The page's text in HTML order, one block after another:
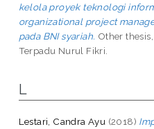
kelola proyek teknologi
organizational project
pada BNI syariah. Other
Terpadu Nurul Fikri.
L
Lestari, Candra Ayu (2018)